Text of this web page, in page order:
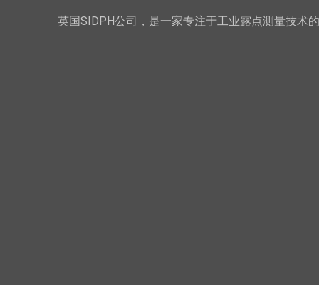
英国SIDPH公司，是一家专注于工业露点测量技术